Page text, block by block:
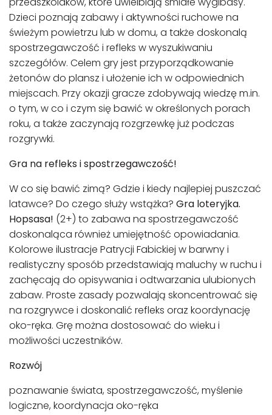
Dzieci poznają zabawy i aktywności ruchowe na
świeżym powietrzu lub w domu, a także doskonalą
spostrzegawczość i refleks w wyszukiwaniu
szczegółów. Celem gry jest przyporządkowanie
żetonów do plansz i ułożenie ich w odpowiednich
miejscach. Przy okazji gracze zdobywają wiedzę m.in.
o tym, w co i czym się bawić w określonych porach
roku, a także zaczynają rozgrzewkę już podczas
rozgrywki.
Gra na refleks i spostrzegawczość!
W co się bawić zimą? Gdzie i kiedy najlepiej puszczać
latawce? Do czego służy wstążka? Gra loteryjka.
Hopsasa! (2+) to zabawa na spostrzegawczość
doskonaląca również umiejętność opowiadania.
Kolorowe ilustracje Patrycji Fabickiej w barwny i
realistyczny sposób przedstawiają maluchy w ruchu i
zachęcają do opisywania i odtwarzania ulubionych
zabaw. Proste zasady pozwalają skoncentrować się
na rozgrywce i doskonalić refleks oraz koordynację
oko-ręka. Grę można dostosować do wieku i
możliwości uczestników.
Rozwój
poznawanie świata, spostrzegawczość, myślenie
logiczne, koordynacja oko-ręka